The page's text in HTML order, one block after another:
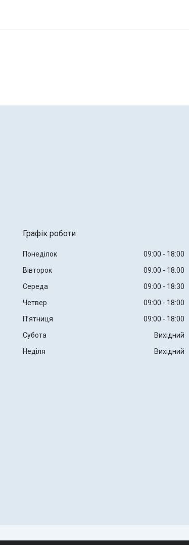
Графік роботи
Понеділок 09:00
18:00
Вівторок
09:00
18:00
Середа
09:00
18:30
Четвер
09:00
18:00
Пʼятниця
09:00
18:00
Субота
Вихідний
Неділя
Вихідний